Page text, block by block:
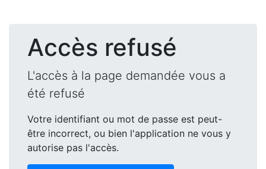
Accès refusé
L'accès à la page demandée vous a
été refusé
Votre identifiant ou mot de passe est peut-
être incorrect, ou bien l'application ne vous y
autorise pas l'accès.